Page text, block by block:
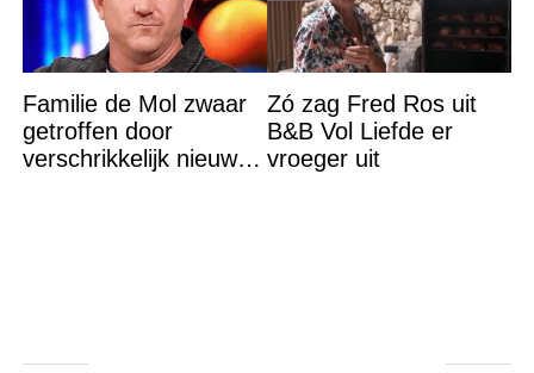
Familie de Mol zwaar
getroffen door
verschrikkelijk nieuws:
Zó zag Fred Ros uit
B&B Vol Liefde er
vroeger uit